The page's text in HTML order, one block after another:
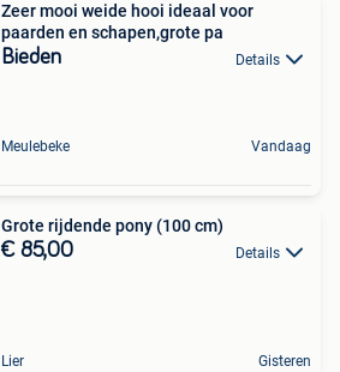
Zeer mooi weide hooi ideaal voor
paarden en schapen,grote pa
Bieden Details
Meulebeke Vandaag
Grote rijdende pony (100 cm)
€ 85,00 Details
Lier Gisteren